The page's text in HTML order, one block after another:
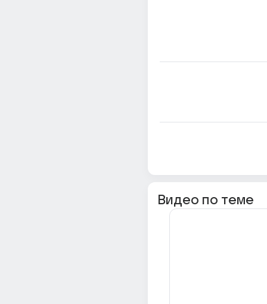
Видео по теме